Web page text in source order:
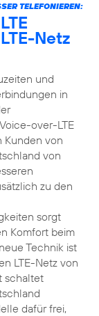
TELEFONIEREN:
Netz
und
in
over-LTE
Kunden von
von
zu den
sorgt
Komfort beim
Technik ist
LTE-Netz von
schaltet
dafür frei,